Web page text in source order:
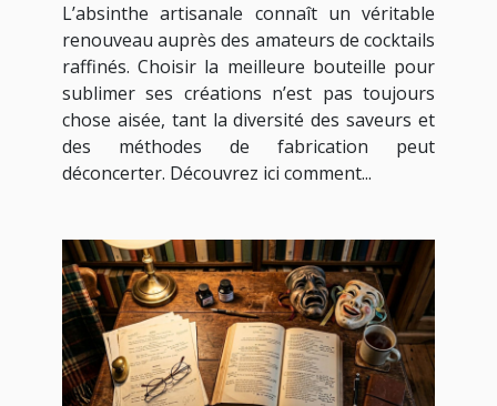
cocktails ?
L’absinthe artisanale connaît un véritable
renouveau auprès des amateurs de cocktails
raffinés. Choisir la meilleure bouteille pour
sublimer ses créations n’est pas toujours
chose aisée, tant la diversité des saveurs et
des méthodes de fabrication peut
déconcerter. Découvrez ici comment...